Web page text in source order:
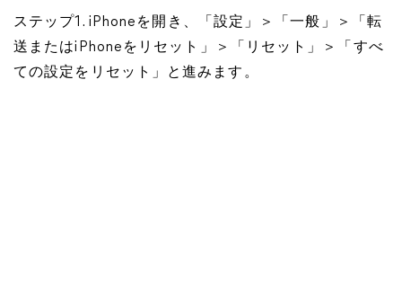
ステップ1. iPhoneを開き、「設定」＞「一般」＞「転
送またはiPhoneをリセット」＞「リセット」＞「すべ
ての設定をリセット」と進みます。